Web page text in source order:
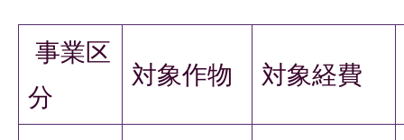
事業区
分
対象作物 対象経費